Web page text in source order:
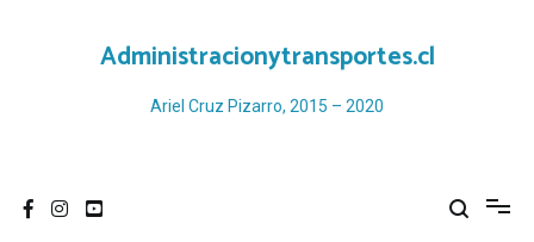
Administracionytransportes.cl
Ariel Cruz Pizarro, 2015 – 2020